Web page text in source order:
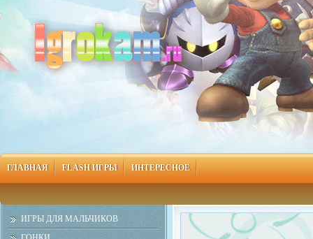
ГЛАВНАЯ FLASH ИГРЫ ИНТЕРЕСНОЕ
ИГРЫ ДЛЯ МАЛЬЧИКОВ